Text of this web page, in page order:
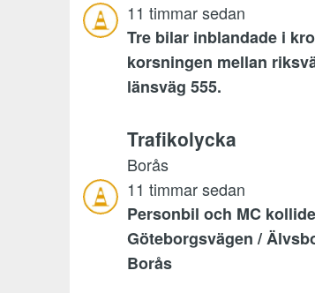
11 timmar sedan
Tre bilar inblandade i
korsningen mellan
länsväg 555.
Trafikolycka
Borås
11 timmar sedan
Personbil och MC
Göteborgsvägen /
Borås